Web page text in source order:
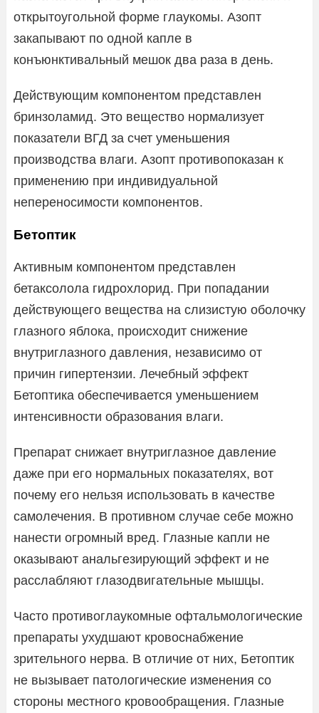
открытоугольной форме глаукомы. Азопт
закапывают по одной капле в
конъюнктивальный мешок два раза в день.
Действующим компонентом представлен
бринзоламид. Это вещество нормализует
показатели ВГД за счет уменьшения
производства влаги. Азопт противопоказан к
применению при индивидуальной
непереносимости компонентов.
Бетоптик
Активным компонентом представлен
бетаксолола гидрохлорид. При попадании
действующего вещества на слизистую оболочку
глазного яблока, происходит снижение
внутриглазного давления, независимо от
причин гипертензии. Лечебный эффект
Бетоптика обеспечивается уменьшением
интенсивности образования влаги.
Препарат снижает внутриглазное давление
даже при его нормальных показателях, вот
почему его нельзя использовать в качестве
самолечения. В противном случае себе можно
нанести огромный вред. Глазные капли не
оказывают анальгезирующий эффект и не
расслабляют глазодвигательные мышцы.
Часто противоглаукомные офтальмологические
препараты ухудшают кровоснабжение
зрительного нерва. В отличие от них, Бетоптик
не вызывает патологические изменения со
стороны местного кровообращения. Глазные